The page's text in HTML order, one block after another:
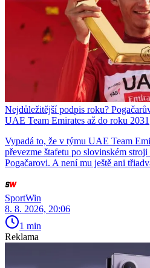
Nejdůležitější podpis roku?
UAE Team Emirates až do roku 2031
Vypadá to, že v týmu UAE Team
převezme štafetu po slovinském
Pogačarovi. A není mu ještě ani
SportWin
8. 8. 2026, 20:06
1 min
Reklama